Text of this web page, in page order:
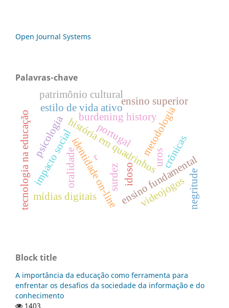
Open Journal Systems
Palavras-chave
idoso
identidade on-line
história em quadrinhos
burdening historymetodologia
oralidade
estilo de vida ativo
impacto social
psicologia
ensino fundamental
tecnologia na educação mídias digitais
uroscrônicas
surdez videojogos
ensino superior
r
portugal
patrimônio cultural
negritude
Block title
A importância da educação como ferramenta para
enfrentar os desafios da sociedade da informação e do
conhecimento
1403